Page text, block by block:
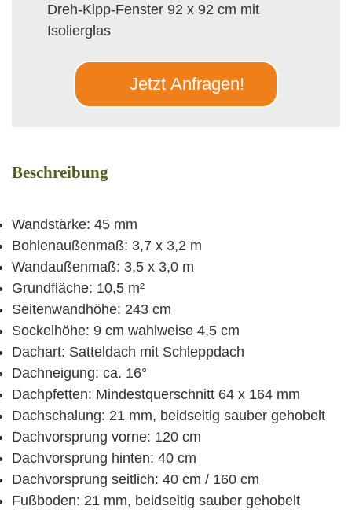
Dreh-Kipp-Fenster 92 x 92 cm mit
Isolierglas
Jetzt Anfragen!
Beschreibung
Wandstärke: 45 mm
Bohlenaußenmaß: 3,7 x 3,2 m
Wandaußenmaß: 3,5 x 3,0 m
Grundfläche: 10,5 m²
Seitenwandhöhe: 243 cm
Sockelhöhe: 9 cm wahlweise 4,5 cm
Dachart: Satteldach mit Schleppdach
Dachneigung: ca. 16°
Dachpfetten: Mindestquerschnitt 64 x 164 mm
Dachschalung: 21 mm, beidseitig sauber gehobelt
Dachvorsprung vorne: 120 cm
Dachvorsprung hinten: 40 cm
Dachvorsprung seitlich: 40 cm / 160 cm
Fußboden: 21 mm, beidseitig sauber gehobelt